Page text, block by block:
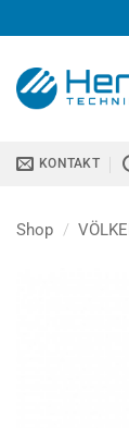
Inhalt
springen
KONTAKT
Shop /